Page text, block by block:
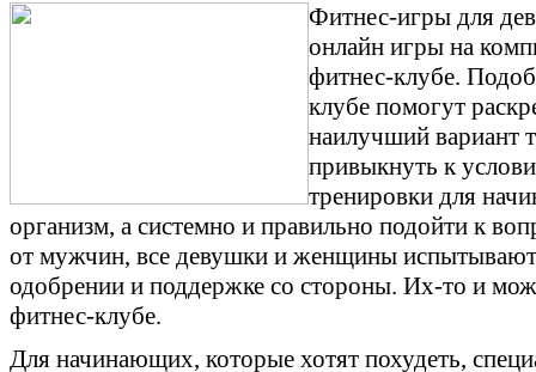
Фитнес-игры для
онлайн игры на
фитнес-клубе.
клубе помогут
наилучший вариант
привыкнуть к
тренировки для
организм, а системно и правильно подойти к
от мужчин, все девушки и женщины
одобрении и поддержке со стороны. Их-то и
фитнес-клубе.
Для начинающих, которые хотят похудеть,